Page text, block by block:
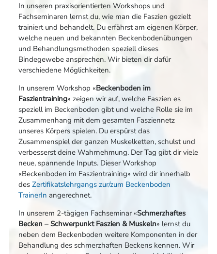
In unseren praxisorientierten Workshops und
Fachseminaren lernst du, wie man die Faszien gezielt
trainiert und behandelt. Du erfährst am eigenen Körper,
welche neuen und bekannten Beckenbodenübungen
und Behandlungsmethoden speziell dieses
Bindegewebe ansprechen. Wir bieten dir dafür
verschiedene Möglichkeiten.
In unserem Workshop «Beckenboden im
Faszientraining» zeigen wir auf, welche Faszien es
speziell im Beckenboden gibt und welche Rolle sie im
Zusammenhang mit dem gesamten Fasziennetz
unseres Körpers spielen. Du erspürst das
Zusammenspiel der ganzen Muskelketten, schulst und
verbesserst deine Wahrnehmung. Der Tag gibt dir viele
neue, spannende Inputs. Dieser Workshop
«Beckenboden im Faszientraining» wird dir innerhalb
des Zertifikatslehrgangs zur/zum Beckenboden
TrainerIn angerechnet.
In unserem 2-tägigen Fachseminar «Schmerzhaftes
Becken – Schwerpunkt Faszien & Muskeln» lernst du
neben dem Beckenboden weitere Komponenten in der
Behandlung des schmerzhaften Beckens kennen. Wir